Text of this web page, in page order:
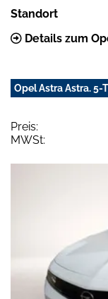
Standort
Details zum
Opel Astra Astra. 5-
Preis:
MWSt: